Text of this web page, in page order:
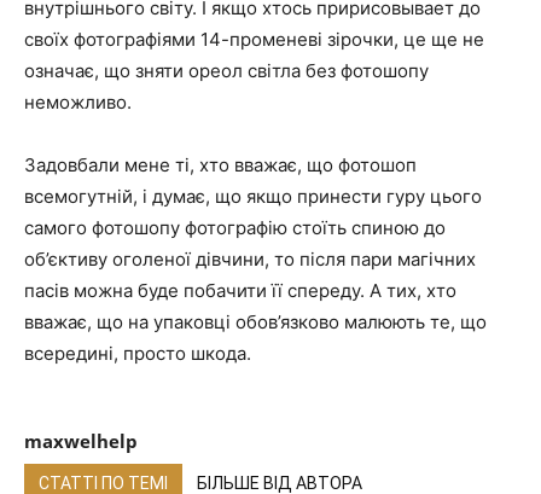
внутрішнього світу. І якщо хтось пририсовывает до
своїх фотографіями 14-променеві зірочки, це ще не
означає, що зняти ореол світла без фотошопу
неможливо.
Задовбали мене ті, хто вважає, що фотошоп
всемогутній, і думає, що якщо принести гуру цього
самого фотошопу фотографію стоїть спиною до
об’єктиву оголеної дівчини, то після пари магічних
пасів можна буде побачити її спереду. А тих, хто
вважає, що на упаковці обов’язково малюють те, що
всередині, просто шкода.
maxwelhelp
СТАТТІ ПО ТЕМІ БІЛЬШЕ ВІД АВТОРА